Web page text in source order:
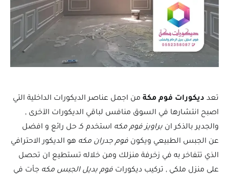
تعد ديكورات فوم مكة من اجمل عناصر الديكورات الداخلية التي
اصبح انتشارها في السوق منافس لباقي الديكورات الآخرى ,
والجدير بالذكر ان براويز فوم مكه استخدم كـ حل رائع و افضل
عن الجبس الطبيعي ويكون فوم جدران مكه هو الديكور الاحترافي
الذي تتفاخر به في زخرفة منزلك ومن خلاله تستطيع ان تحصل
على منزل ملكي , تركيب ديكورات فوم بديل الجبس مكه جأت في